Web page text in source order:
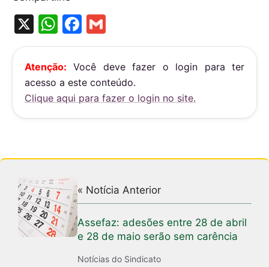
X
W
h
at
s
A
p
F
a
c
e
b
o
k
m
ai
l
Atenção: Você deve fazer o login para ter
acesso a este conteúdo.
Clique aqui para fazer o login no site.
« Notícia Anterior
Assefaz: adesões entre 28 de abril
e 28 de maio serão sem carência
Notícias do Sindicato